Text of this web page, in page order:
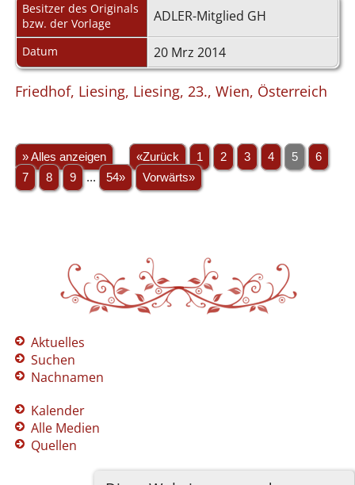
Besitzer des Originals
bzw. der Vorlage
ADLER-Mitglied GH
Datum 20 Mrz 2014
Friedhof, Liesing, Liesing, 23., Wien, Österreich
» Alles anzeigen «Zurück 1 2 3 4 5
6
7
8 9 ... 54» Vorwärts»
Aktuelles
Suchen
Nachnamen
Kalender
Alle Medien
Quellen